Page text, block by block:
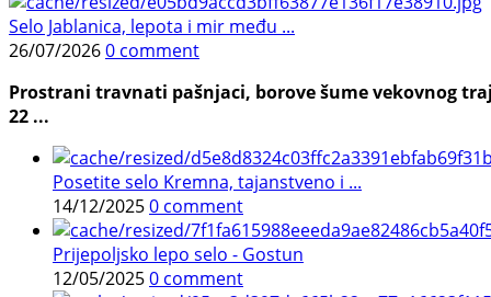
Selo Jablanica, lepota i mir među ...
26/07/20260 comment
Prostrani travnati pašnjaci, borove šume vekovnog
22 ...
Posetite selo Kremna, tajanstveno i ...
14/12/20250 comment
Prijepoljsko lepo selo - Gostun
12/05/20250 comment